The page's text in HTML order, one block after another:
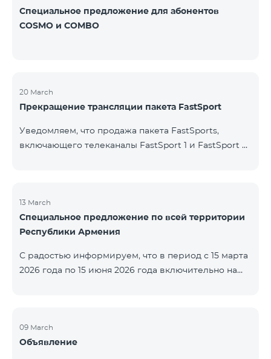
Специальное предложение для абонентов
COSMO и COMBO
20 March
Прекращение трансляции пакета FastSport
Уведомляем, что продажа пакета FastSports,
включающего телеканалы FastSport 1 и FastSport 2,
решением вещателя. По вопросам или для
получения дополнительной информации просим
обращаться в компанию «Фаст Медиа».
13 March
Специальное предложение по всей территории
Республики Армения
С радостью информируем, что в период с 15 марта
2026 года по 15 июня 2026 года включительно на
Региональный будут доступны со скидкой 25% при
подключении на 12 месяцев с автоматическим
09 March
Объявление